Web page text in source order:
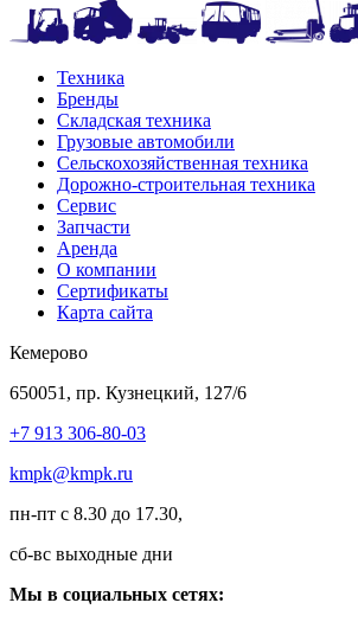
Техника
Бренды
Складская техника
Грузовые автомобили
Сельскохозяйственная техника
Дорожно-строительная техника
Сервис
Запчасти
Аренда
О компании
Сертификаты
Карта сайта
Кемерово
650051, пр. Кузнецкий, 127/6
+7 913 306-80-03
kmpk@kmpk.ru
пн-пт с 8.30 до 17.30,
сб-вс выходные дни
Мы в социальных сетях: